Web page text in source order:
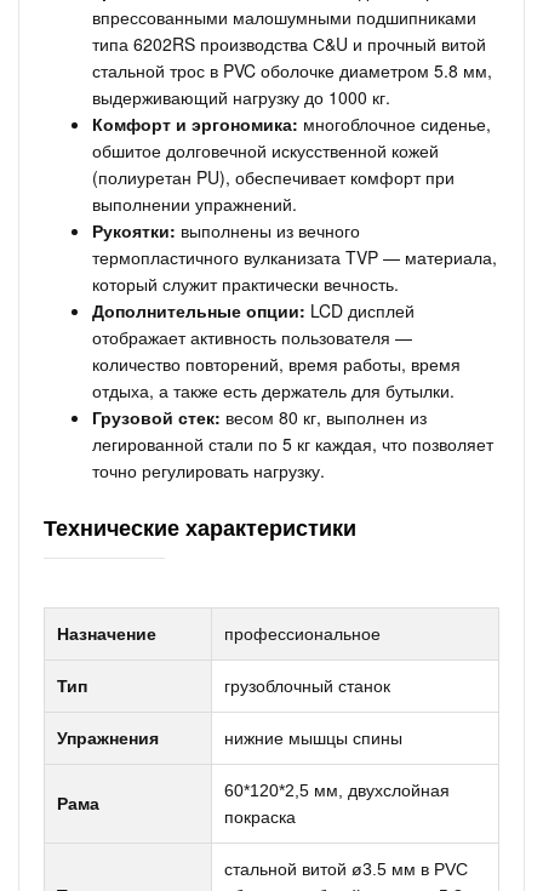
впрессованными малошумными подшипниками
типа 6202RS производства С&U и прочный витой
стальной трос в PVC оболочке диаметром 5.8 мм,
выдерживающий нагрузку до 1000 кг.
Комфорт и эргономика: многоблочное сиденье,
обшитое долговечной искусственной кожей
(полиуретан PU), обеспечивает комфорт при
выполнении упражнений.
Рукоятки: выполнены из вечного
термопластичного вулканизата TVP — материала,
который служит практически вечность.
Дополнительные опции: LCD дисплей
отображает активность пользователя —
количество повторений, время работы, время
отдыха, а также есть держатель для бутылки.
Грузовой стек: весом 80 кг, выполнен из
легированной стали по 5 кг каждая, что позволяет
точно регулировать нагрузку.
Технические характеристики
Назначение профессиональное
Тип грузоблочный станок
Упражнения нижние мышцы спины
Рама
60*120*2,5 мм, двухслойная
покраска
стальной витой ø3.5 мм в PVC